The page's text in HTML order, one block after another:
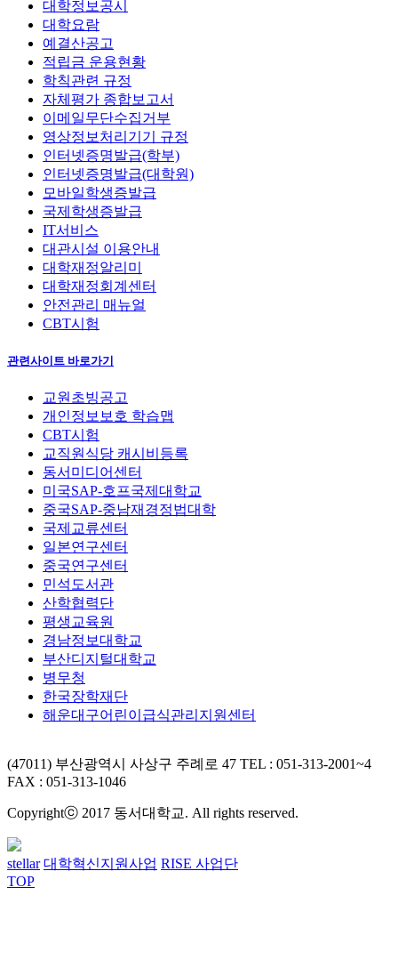
대학정보공시
대학요람
예결산공고
적립금 운용현황
학칙관련 규정
자체평가 종합보고서
이메일무단수집거부
영상정보처리기기 규정
인터넷증명발급(학부)
인터넷증명발급(대학원)
모바일학생증발급
국제학생증발급
IT서비스
대관시설 이용안내
대학재정알리미
대학재정회계센터
안전관리 매뉴얼
CBT시험
관련사이트 바로가기
교원초빙공고
개인정보보호 학습맵
CBT시험
교직원식당 캐시비등록
동서미디어센터
미국SAP-호프국제대학교
중국SAP-중남재경정법대학
국제교류센터
일본연구센터
중국연구센터
민석도서관
산학협력단
평생교육원
경남정보대학교
부산디지털대학교
병무청
한국장학재단
해운대구어린이급식관리지원센터
(47011) 부산광역시 사상구 주례로 47 TEL : 051-313-2001~4
FAX : 051-313-1046
Copyrightⓒ 2017 동서대학교. All rights reserved.
stellar 대학혁신지원사업 RISE 사업단
TOP